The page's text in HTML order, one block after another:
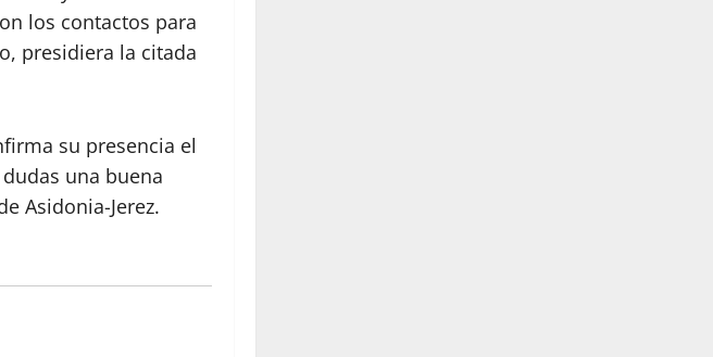
los contactos para
presidiera la citada
su presencia el
una buena
Asidonia-Jerez.